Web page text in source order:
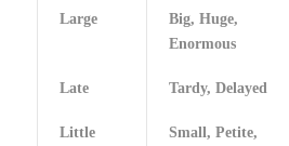
Large
Big, Huge,
Enormous
Late Tardy, Delayed
Little
Small, Petite,